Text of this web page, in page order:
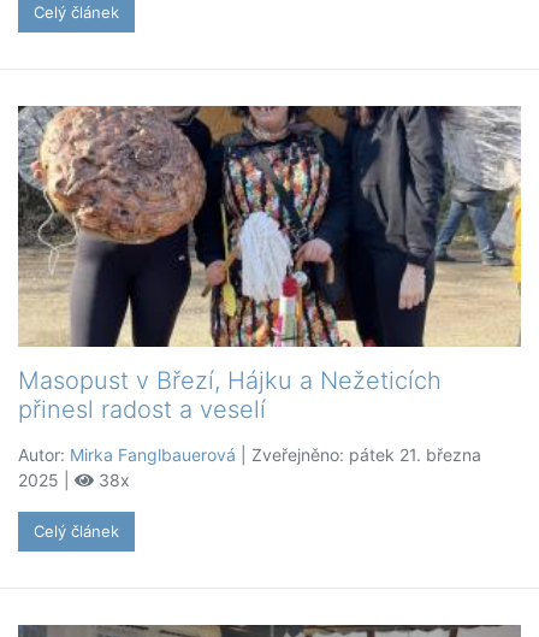
Celý článek
Masopust v Březí, Hájku a Nežeticích
přinesl radost a veselí
Autor: Mirka Fanglbauerová | Zveřejněno: pátek 21. března
2025 |
38x
Celý článek